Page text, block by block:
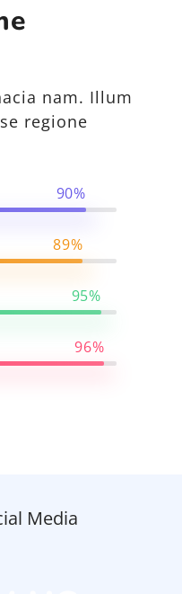
nam. Illum
regione
90%
89%
95%
96%
Media